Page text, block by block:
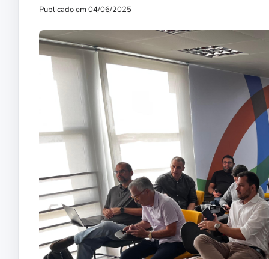
Publicado em 04/06/2025